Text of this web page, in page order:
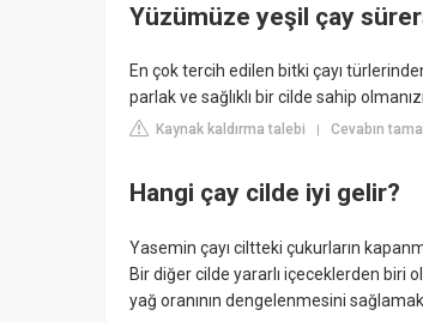
Yüzümüze yeşil çay
En çok tercih edilen bitki çayı
parlak ve sağlıklı bir cilde sahip
Kaynak kaldırma talebi | Cevabın
Hangi çay cilde iyi gelir?
Yasemin çayı ciltteki çukurların
Bir diğer cilde yararlı içeceklerden biri
yağ oranının dengelenmesini